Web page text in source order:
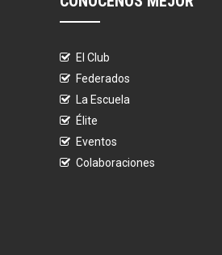
El Club
Federados
La Escuela
Élite
Eventos
Colaboraciones